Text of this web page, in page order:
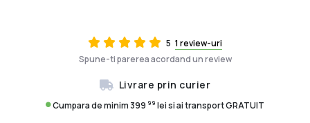
5 1 review-uri
Spune-ti parerea acordand un review
Livrare prin curier
Cumpara de minim 399 99 lei si ai transport GRATUIT